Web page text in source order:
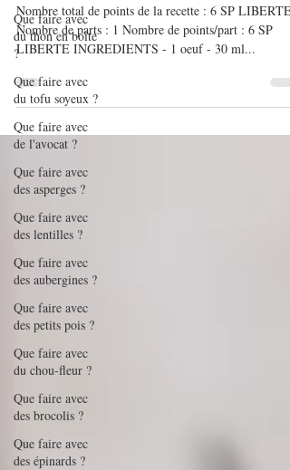
Que faire avec
du thon en boîte
?
Que faire avec
du tofu soyeux ?
Que faire avec
de l'avocat ?
Que faire avec
des asperges ?
Que faire avec
des lentilles ?
Que faire avec
des aubergines ?
Que faire avec
des petits pois ?
Que faire avec
du chou-fleur ?
Que faire avec
des brocolis ?
Que faire avec
des épinards ?
framboises/chocolat blanc
Nombre total de points de la recette : 6 SP LIBERTE
LIBERTE INGREDIENTS - 1 oeuf - 30 ml...